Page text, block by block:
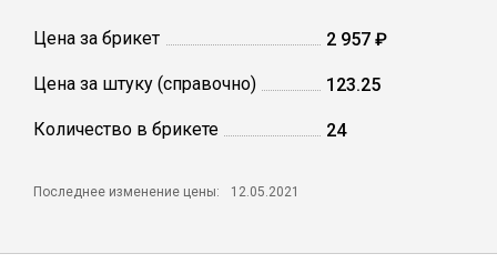
Столбы заборные
Цена за брикет 2 957 ₽
Цена за штуку (справочно) 123.25
Количество в брикете 24
Последнее изменение цены: 12.05.2021